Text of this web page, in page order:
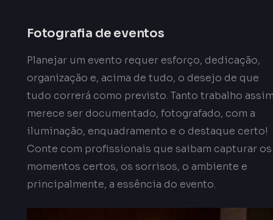
Fotografia de eventos
Planejar um evento requer esforço, dedicação,
organização e, acima de tudo, o desejo de que
tudo correrá como previsto. Tanto trabalho
merece ser documentado, fotografado, com a
iluminação, enquadramento e o destaque certo!
Conte com profissionais que saibam capturar os
momentos certos, os sorrisos, o ambiente e
principalmente, a essência do evento.